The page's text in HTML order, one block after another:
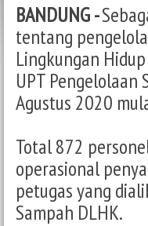
BANDUNG -
tentang
Lingkungan
UPT
Agustus 2020
Total 872
operasional
petugas yang
Sampah DLHK.